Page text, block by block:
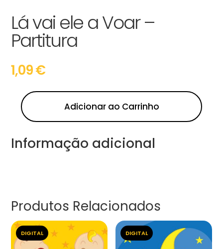
Lá vai ele a Voar –
Partitura
1,09€
Adicionar ao Carrinho
Informação adicional
Produtos Relacionados
DIGITAL DIGITAL